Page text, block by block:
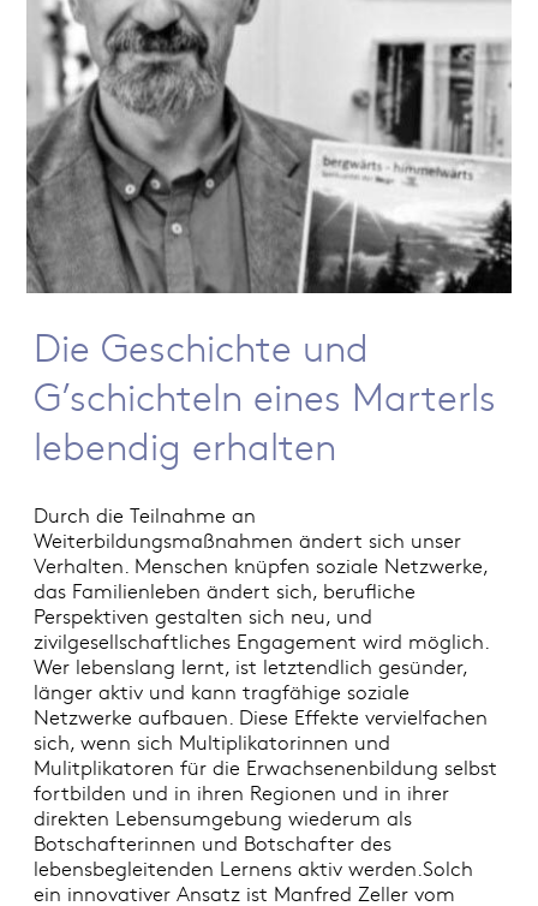
Die Geschichte und
G’schichteln eines Marterls
lebendig erhalten
Durch die Teilnahme an
Weiterbildungsmaßnahmen ändert sich unser
Verhalten. Menschen knüpfen soziale Netzwerke,
das Familienleben ändert sich, berufliche
Perspektiven gestalten sich neu, und
zivilgesellschaftliches Engagement wird möglich.
Wer lebenslang lernt, ist letztendlich gesünder,
länger aktiv und kann tragfähige soziale
Netzwerke aufbauen. Diese Effekte vervielfachen
sich, wenn sich Multiplikatorinnen und
Mulitplikatoren für die Erwachsenenbildung selbst
fortbilden und in ihren Regionen und in ihrer
direkten Lebensumgebung wiederum als
Botschafterinnen und Botschafter des
lebensbegleitenden Lernens aktiv werden.Solch
ein innovativer Ansatz ist Manfred Zeller vom